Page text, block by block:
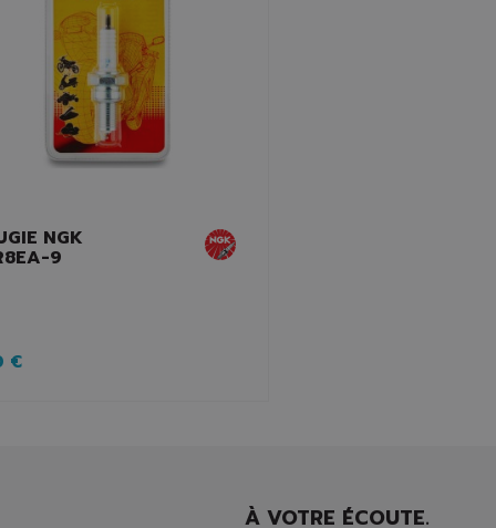
NGK
9
€
À VOTRE ÉCOUTE.